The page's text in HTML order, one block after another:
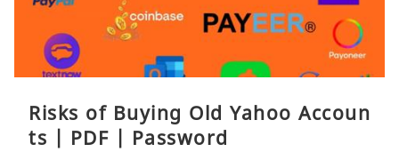
Risks of Buying Old Yahoo Accoun
ts | PDF | Password